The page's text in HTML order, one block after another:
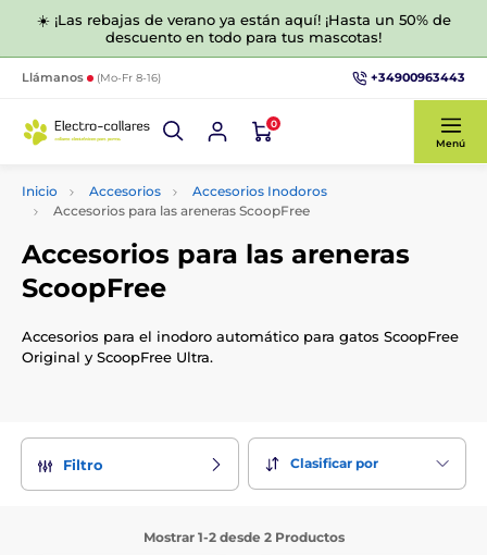
☀️ ¡Las rebajas de verano ya están aquí! ¡Hasta un 50% de
descuento en todo para tus mascotas!
Llámanos (Mo-Fr 8-16) +34900963443
0
Menú
Inicio Accesorios
Accesorios Inodoros
Accesorios para las areneras ScoopFree
Accesorios para las areneras
ScoopFree
Accesorios para el inodoro automático para gatos ScoopFree
Original y ScoopFree Ultra.
Filtro Clasificar por
Mostrar 1-2 desde 2 Productos